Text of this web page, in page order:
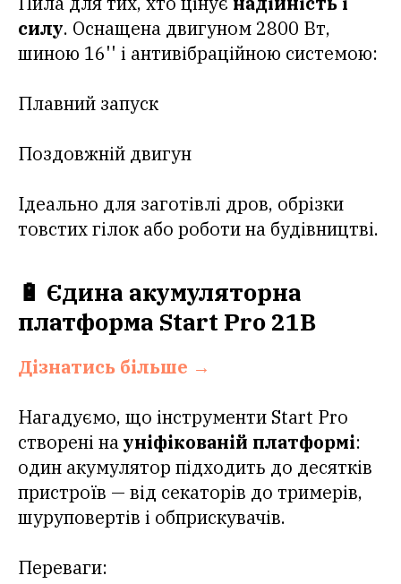
силу. Оснащена двигуном 2800 Вт,
шиною 16'' і антивібраційною системою:
Плавний запуск
Поздовжній двигун
Ідеально для заготівлі дров, обрізки
товстих гілок або роботи на будівництві.
🔋 Єдина акумуляторна
платформа Start Pro 21В
Дізнатись більше →
Нагадуємо, що інструменти Start Pro
створені науніфікованій платформі:
один акумулятор підходить до десятків
пристроїв — від секаторів до тримерів,
шуруповертів і обприскувачів.
Переваги: